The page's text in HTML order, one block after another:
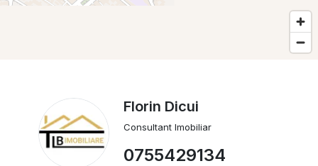
Florin Dicui
Consultant Imobiliar
0755429134